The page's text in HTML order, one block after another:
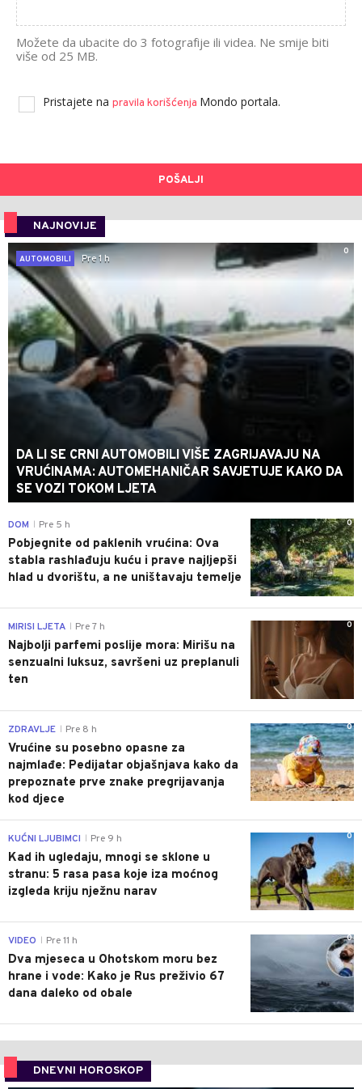
Možete da ubacite do 3 fotografije ili videa. Ne smije biti
više od 25 MB.
Pristajete na pravila korišćenja Mondo portala.
POŠALJI
NAJNOVIJE
0
AUTOMOBILI
Pre 1 h
DA LI SE CRNI AUTOMOBILI VIŠE ZAGRIJAVAJU NA
VRUĆINAMA: AUTOMEHANIČAR SAVJETUJE KAKO DA
SE VOZI TOKOM LJETA
0
DOM Pre 5 h
Pobjegnite od paklenih vrućina: Ova
stabla rashlađuju kuću i prave najljepši
hlad u dvorištu, a ne uništavaju temelje
0
MIRISI LJETA Pre 7 h
Najbolji parfemi poslije mora: Mirišu na
senzualni luksuz, savršeni uz preplanuli
ten
0
ZDRAVLJE Pre 8 h
Vrućine su posebno opasne za
najmlađe: Pedijatar objašnjava kako da
prepoznate prve znake pregrijavanja
kod djece
0
KUĆNI LJUBIMCI Pre 9 h
Kad ih ugledaju, mnogi se sklone u
stranu: 5 rasa pasa koje iza moćnog
izgleda kriju nježnu narav
0
VIDEO Pre 11 h
Dva mjeseca u Ohotskom moru bez
hrane i vode: Kako je Rus preživio 67
dana daleko od obale
DNEVNI HOROSKOP